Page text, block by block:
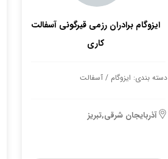
ایزوگام برادران رزمی قیرگونی آسفالت
کاری
دسته بندی: ایزوگام / آسفالت
آذربایجان شرقی,تبریز